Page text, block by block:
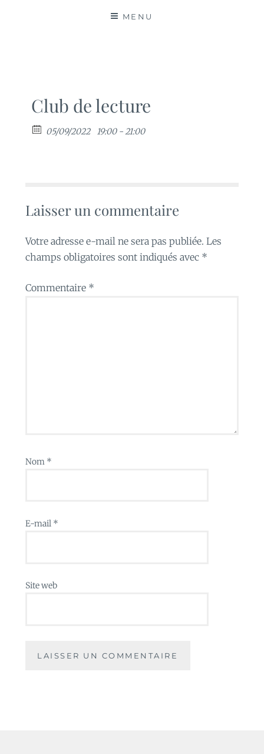
MENU
Club de lecture
05/09/2022 19:00 - 21:00
Laisser un commentaire
Votre adresse e-mail ne sera pas publiée. Les
champs obligatoires sont indiqués avec *
Commentaire *
Nom *
E-mail *
Site web